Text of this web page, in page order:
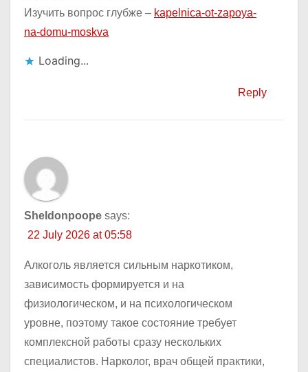
Изучить вопрос глубже – kapelnica-ot-zapoya-
na-domu-moskva
Loading...
Reply
Sheldonpoope says:
22 July 2026 at 05:58
Алкоголь является сильным наркотиком,
зависимость формируется и на
физиологическом, и на психологическом
уровне, поэтому такое состояние требует
комплексной работы сразу нескольких
специалистов. Нарколог, врач общей практики,